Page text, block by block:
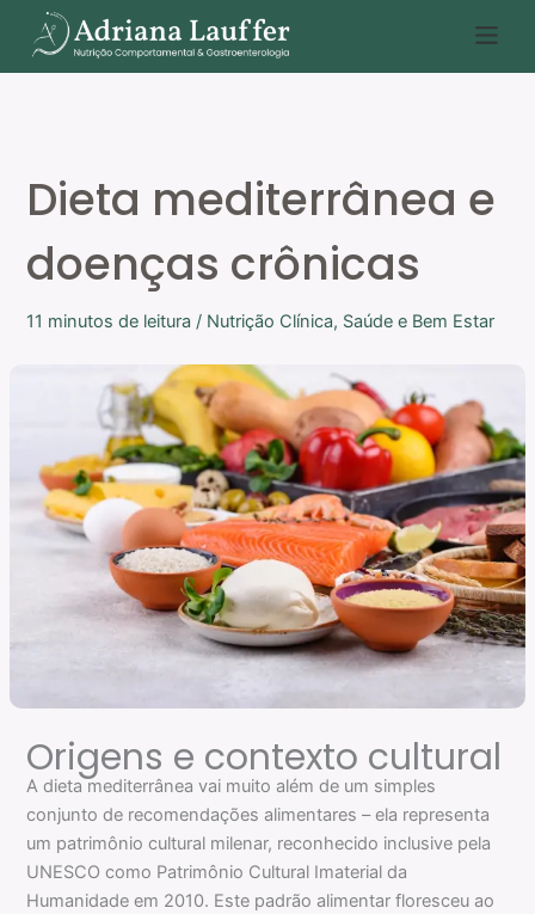
para
o
Dieta mediterrânea e
doenças crônicas
11 minutos de leitura / Nutrição Clínica, Saúde e Bem Estar
Origens e contexto cultural
A dieta mediterrânea vai muito além de um simples
conjunto de recomendações alimentares – ela representa
um patrimônio cultural milenar, reconhecido inclusive pela
UNESCO como Patrimônio Cultural Imaterial da
Humanidade em 2010. Este padrão alimentar floresceu ao
e
a